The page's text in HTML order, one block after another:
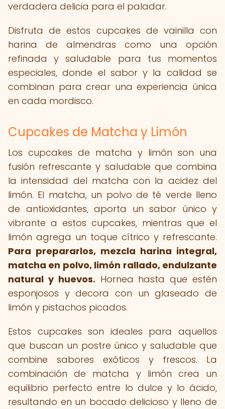
verdadera delicia para el paladar.
Disfruta de estos cupcakes de vainilla con
harina de almendras como una opción
refinada y saludable para tus momentos
especiales, donde el sabor y la calidad se
combinan para crear una experiencia única
en cada mordisco.
Cupcakes de Matcha y Limón
Los cupcakes de matcha y limón son una
fusión refrescante y saludable que combina
la intensidad del matcha con la acidez del
limón. El matcha, un polvo de té verde lleno
de antioxidantes, aporta un sabor único y
vibrante a estos cupcakes, mientras que el
limón agrega un toque cítrico y refrescante.
Para prepararlos, mezcla harina integral,
matcha en polvo, limón rallado, endulzante
natural y huevos. Hornea hasta que estén
esponjosos y decora con un glaseado de
limón y pistachos picados.
Estos cupcakes son ideales para aquellos
que buscan un postre único y saludable que
combine sabores exóticos y frescos. La
combinación de matcha y limón crea un
equilibrio perfecto entre lo dulce y lo ácido,
resultando en un bocado delicioso y lleno de